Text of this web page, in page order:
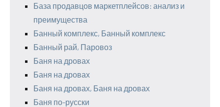
База продавцов маркетплейсов: анализ и
преимущества
Банный комплекс, Банный комплекс
Банный рай, Паровоз
Баня на дровах
Баня на дровах
Баня на дровах, Баня на дровах
Баня по-русски